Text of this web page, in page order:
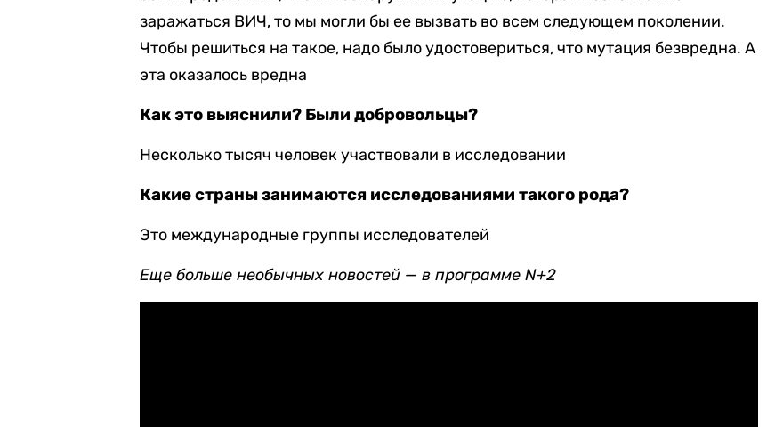
заражаться ВИЧ, то мы могли бы ее вызвать во всем следующем поколении.
Чтобы решиться на такое, надо было удостовериться, что мутация безвредна. А
эта оказалось вредна
Как это выяснили? Были добровольцы?
Несколько тысяч человек участвовали в исследовании
Какие страны занимаются исследованиями такого рода?
Это международные группы исследователей
Еще больше необычных новостей — в программе N+2